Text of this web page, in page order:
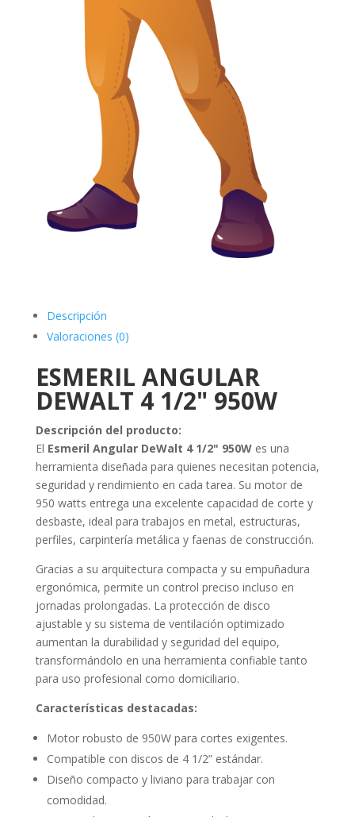
Descripción
Valoraciones (0)
ESMERIL ANGULAR
DEWALT 4 1/2" 950W
Descripción del producto:
El Esmeril Angular DeWalt 4 1/2" 950Wes una
herramienta diseñada para quienes necesitan potencia,
seguridad y rendimiento en cada tarea. Su motor de
950 watts entrega una excelente capacidad de corte y
desbaste, ideal para trabajos en metal, estructuras,
perfiles, carpintería metálica y faenas de construcción.
Gracias a su arquitectura compacta y su empuñadura
ergonómica, permite un control preciso incluso en
jornadas prolongadas. La protección de disco
ajustable y su sistema de ventilación optimizado
aumentan la durabilidad y seguridad del equipo,
transformándolo en una herramienta confiable tanto
para uso profesional como domiciliario.
Características destacadas:
Motor robusto de 950W para cortes exigentes.
Compatible con discos de 4 1/2” estándar.
Diseño compacto y liviano para trabajar con
comodidad.